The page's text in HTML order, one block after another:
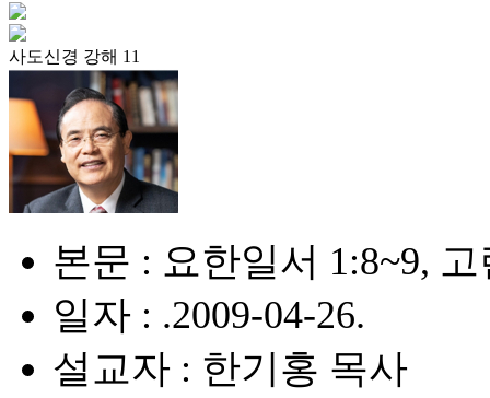
사도신경 강해 11
본문 : 요한일서 1:8~9,
일자 : .2009-04-26.
설교자 : 한기홍 목사